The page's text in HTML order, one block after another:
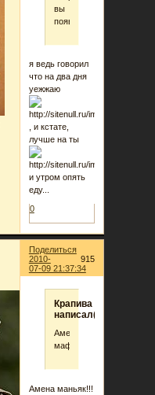
вы
появились.
я ведь говорил
что на два дня
уежжаю
, и кстате,
лучше на ты
и утром опять
еду...
0
Поделиться
915
2010-
07-09 21:37:34
Крапива
написал(а):
Амена
маф?
Амена маньяк!!!